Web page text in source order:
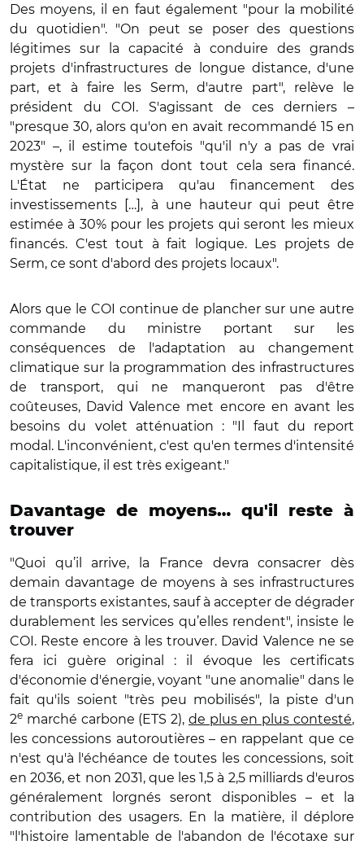
Des moyens, il en faut également "pour la mobilité
du quotidien". "On peut se poser des questions
légitimes sur la capacité à conduire des grands
projets d'infrastructures de longue distance, d'une
part, et à faire les Serm, d'autre part", relève le
président du COI. S'agissant de ces derniers –
"presque 30, alors qu'on en avait recommandé 15 en
2023" –, il estime toutefois "qu'il n'y a pas de vrai
mystère sur la façon dont tout cela sera financé.
L'État ne participera qu'au financement des
investissements […], à une hauteur qui peut être
estimée à 30% pour les projets qui seront les mieux
financés. C'est tout à fait logique. Les projets de
Serm, ce sont d'abord des projets locaux".
Alors que le COI continue de plancher sur une autre
commande du ministre portant sur les
conséquences de l'adaptation au changement
climatique sur la programmation des infrastructures
de transport, qui ne manqueront pas d'être
coûteuses, David Valence met encore en avant les
besoins du volet atténuation : "Il faut du report
modal. L'inconvénient, c'est qu'en termes d'intensité
capitalistique, il est très exigeant."
Davantage de moyens… qu'il reste à
trouver
"Quoi qu’il arrive, la France devra consacrer dès
demain davantage de moyens à ses infrastructures
de transports existantes, sauf à accepter de dégrader
durablement les services qu’elles rendent", insiste le
COI. Reste encore à les trouver. David Valence ne se
fera ici guère original : il évoque les certificats
d'économie d'énergie, voyant "une anomalie" dans le
fait qu'ils soient "très peu mobilisés", la piste d'un
2e marché carbone (ETS 2), de plus en plus contesté,
les concessions autoroutières – en rappelant que ce
n'est qu'à l'échéance de toutes les concessions, soit
en 2036, et non 2031, que les 1,5 à 2,5 milliards d'euros
généralement lorgnés seront disponibles – et la
contribution des usagers. En la matière, il déplore
"l'histoire lamentable de l'abandon de l'écotaxe sur